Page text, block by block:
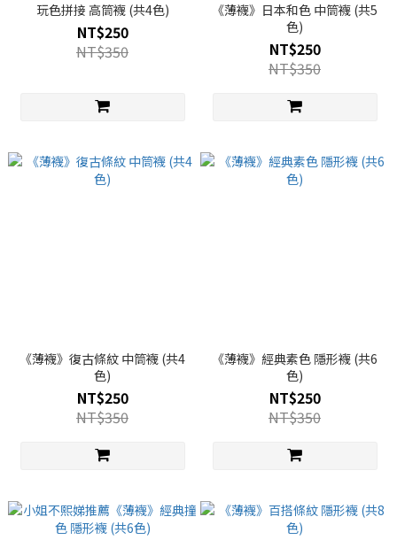
玩色拼接 高筒襪 (共4色)
NT$250
NT$350
《薄襪》日本和色 中筒襪 (共5
色)
NT$250
NT$350
《薄襪》復古條紋 中筒襪 (共4
色)
NT$250
NT$350
《薄襪》經典素色 隱形襪 (共6
色)
NT$250
NT$350